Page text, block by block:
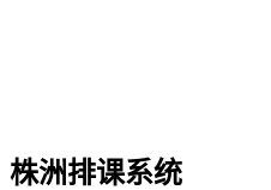
株洲排课系统